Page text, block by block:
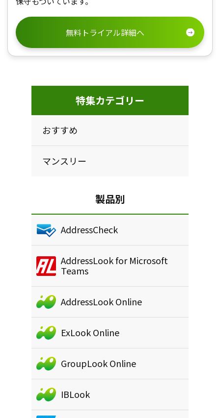
無料トライアル詳細へ
特集カテゴリー
おすすめ
マンスリー
製品別
AddressCheck
AddressLook for Microsoft
Teams
AddressLook Online
ExLook Online
GroupLook Online
IBLook